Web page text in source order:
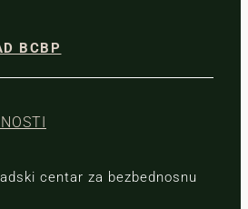
BCBP
centar za bezbednosnu